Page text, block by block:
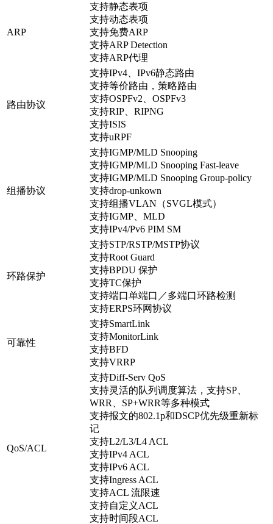
ARP
支持静态表项
支持动态表项
支持免费ARP
支持ARP Detection
支持ARP代理
路由协议
支持IPv4、IPv6静态路由
支持等价路由，策略路由
支持OSPFv2、OSPFv3
支持RIP、RIPNG
支持ISIS
支持uRPF
组播协议
支持IGMP/MLD Snooping
支持IGMP/MLD Snooping Fast-leave
支持IGMP/MLD Snooping Group-policy
支持drop-unkown
支持组播VLAN（SVGL模式）
支持IGMP、MLD
支持IPv4/Pv6 PIM SM
环路保护
支持STP/RSTP/MSTP协议
支持Root Guard
支持BPDU 保护
支持TC保护
支持端口单端口／多端口环路检测
支持ERPS环网协议
可靠性
支持SmartLink
支持MonitorLink
支持BFD
支持VRRP
QoS/ACL
支持Diff-Serv QoS
支持灵活的队列调度算法，支持SP、
WRR、SP+WRR等多种模式
支持报文的802.1p和DSCP优先级重新标
记
支持L2/L3/L4 ACL
支持IPv4 ACL
支持IPv6 ACL
支持Ingress ACL
支持ACL 流限速
支持自定义ACL
支持时间段ACL